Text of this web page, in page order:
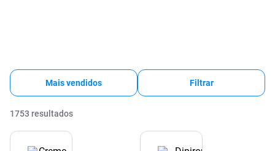
Mais vendidos Filtrar
1753 resultados